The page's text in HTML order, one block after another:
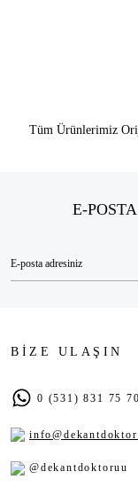
Tüm Ürünlerimiz
E-
BİZE ULAŞIN
0 (531) 831 75
@dekantdoktoruu